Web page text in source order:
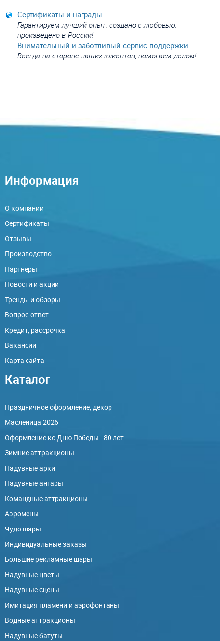
Сертификаты и награды
Гарантируем лучший опыт: создано с любовью,
произведено в России!
Внимательный и заботливый сервис поддержки
Всегда на стороне наших клиентов, помогаем делом!
Информация
О компании
Сертификаты
Отзывы
Производство
Партнеры
Новости и акции
Тренды и обзоры
Вопрос-ответ
Кредит, рассрочка
Вакансии
Карта сайта
Каталог
Праздничное оформление, декор
Масленица 2026
Оформление ко Дню Победы - 80 лет
Зимние аттракционы
Надувные арки
Надувные ангары
Командные аттракционы
Аэромены
Чудо шары
Индивидуальные заказы
Большие рекламные шары
Надувные цветы
Надувные сцены
Имитация пламени и аэрофонтаны
Водные аттракционы
Надувные батуты